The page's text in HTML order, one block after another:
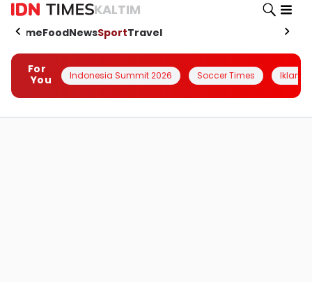
KALTIM
HomeFoodNewsSportTravel
For
You
Indonesia Summit 2026 Soccer Times Iklanin